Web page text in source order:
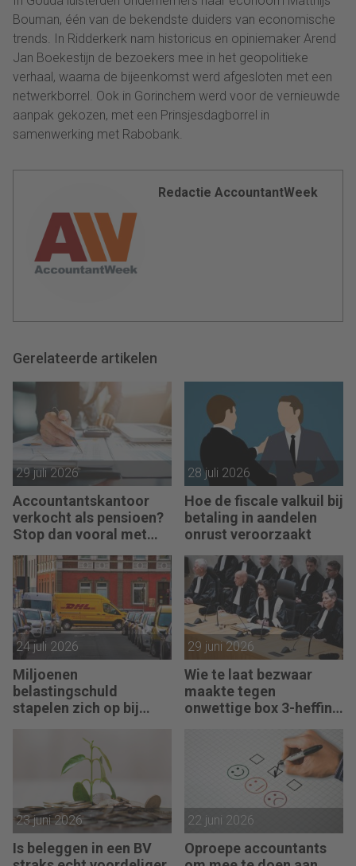
Bouman, één van de bekendste duiders van economische
trends. In Ridderkerk nam historicus en opiniemaker Arend
Jan Boekestijn de bezoekers mee in het geopolitieke
verhaal, waarna de bijeenkomst werd afgesloten met een
netwerkborrel. Ook in Gorinchem werd voor de vernieuwde
aanpak gekozen, met een Prinsjesdagborrel in
samenwerking met Rabobank.
Redactie AccountantWeek
Gerelateerde artikelen
29 juli 2026
Accountantskantoor
verkocht als pensioen?
Stop dan vooral met
28 juli 2026
Hoe de fiscale valkuil bij
betaling in aandelen
onrust veroorzaakt
24 juli 2026
Miljoenen
belastingschuld
stapelen zich op bij
29 juni 2026
Wie te laat bezwaar
maakte tegen
onwettige box 3-heffing
23 juni 2026
Is beleggen in een BV
22 juni 2026
Oproepe accountants